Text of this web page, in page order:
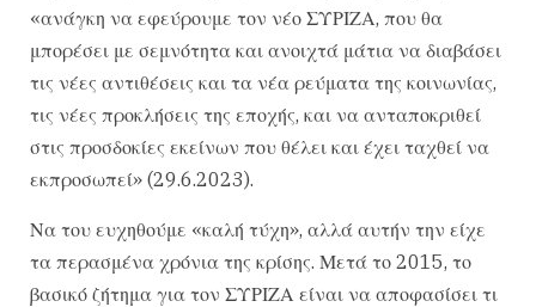
«ανάγκη να εφεύρουμε τον νέο ΣΥΡΙΖΑ, που θα
μπορέσει με σεμνότητα και ανοιχτά μάτια να διαβάσει
τις νέες αντιθέσεις και τα νέα ρεύματα της κοινωνίας,
τις νέες προκλήσεις της εποχής, και να ανταποκριθεί
στις προσδοκίες εκείνων που θέλει και έχει ταχθεί να
εκπροσωπεί» (29.6.2023).
Να του ευχηθούμε «καλή τύχη», αλλά αυτήν την είχε
τα περασμένα χρόνια της κρίσης. Μετά το 2015, το
βασικό ζήτημα για τον ΣΥΡΙΖΑ είναι να αποφασίσει τι